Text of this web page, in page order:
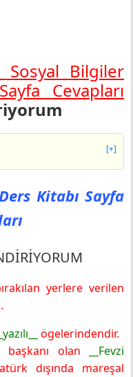
Sosyal Bilgiler
Cevapları
[+]
Sayfa 60 Cevapları
Sayfa 61 Cevapları
Kitabı Sayfa
yerlere verilen
__yazılı__
ögelerindendir.
olan
__Fevzi
dışında mareşal